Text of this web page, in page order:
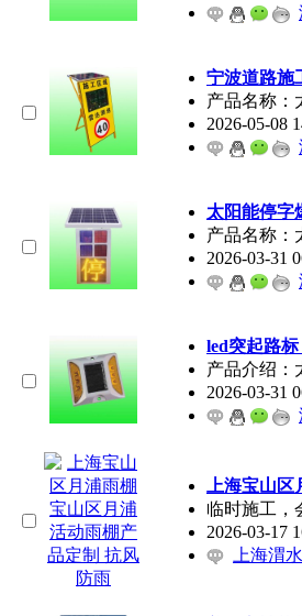
宁波道路施
产品名称：
2026-05-08
太阳能停字
产品名称：
2026-03-31
led突起路
产品介绍：
2026-03-31
上海宝山
临时施工，
2026-03-17
上海渭